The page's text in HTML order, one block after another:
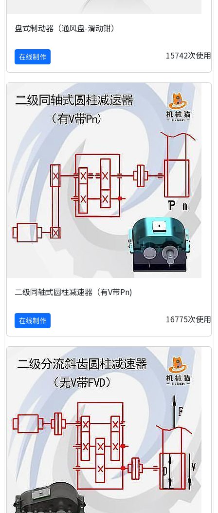
盘式制动器（通风盘-滑动钳）
在线制作 15742次使用
二级同轴式圆柱减速器（有V带Pn)
在线制作 16775次使用